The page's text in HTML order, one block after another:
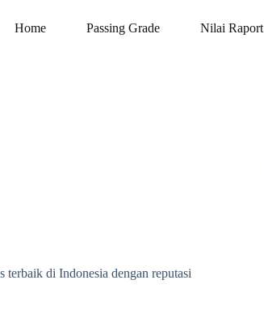
Home Passing Grade Nilai Raport
terbaik di Indonesia dengan reputasi